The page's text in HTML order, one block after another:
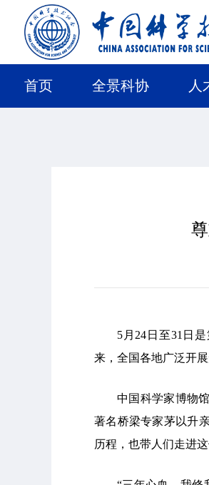
首页 全景科协 人
5月24日至31日
来，全国各地广泛开
中国科学家博物
著名桥梁专家茅以升
历程，也带人们走进